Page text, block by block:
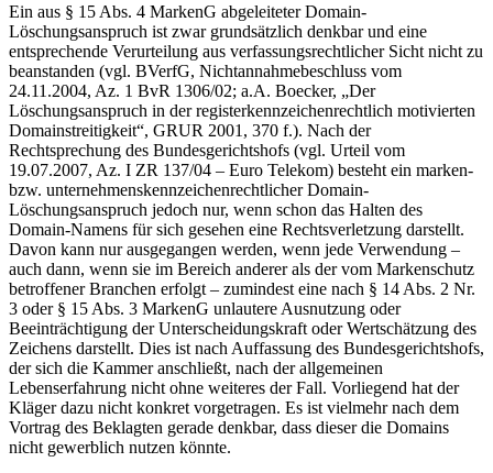
Ein aus § 15 Abs. 4 MarkenG abgeleiteter Domain-
Löschungsanspruch ist zwar grundsätzlich denkbar und eine
entsprechende Verurteilung aus verfassungsrechtlicher Sicht nicht zu
beanstanden (vgl. BVerfG, Nichtannahmebeschluss vom
24.11.2004, Az. 1 BvR 1306/02; a.A. Boecker, „Der
Löschungsanspruch in der registerkennzeichenrechtlich motivierten
Domainstreitigkeit“, GRUR 2001, 370 f.). Nach der
Rechtsprechung des Bundesgerichtshofs (vgl. Urteil vom
19.07.2007, Az. I ZR 137/04 – Euro Telekom) besteht ein marken-
bzw. unternehmenskennzeichenrechtlicher Domain-
Löschungsanspruch jedoch nur, wenn schon das Halten des
Domain-Namens für sich gesehen eine Rechtsverletzung darstellt.
Davon kann nur ausgegangen werden, wenn jede Verwendung –
auch dann, wenn sie im Bereich anderer als der vom Markenschutz
betroffener Branchen erfolgt – zumindest eine nach § 14 Abs. 2 Nr.
3 oder § 15 Abs. 3 MarkenG unlautere Ausnutzung oder
Beeinträchtigung der Unterscheidungskraft oder Wertschätzung des
Zeichens darstellt. Dies ist nach Auffassung des Bundesgerichtshofs,
der sich die Kammer anschließt, nach der allgemeinen
Lebenserfahrung nicht ohne weiteres der Fall. Vorliegend hat der
Kläger dazu nicht konkret vorgetragen. Es ist vielmehr nach dem
Vortrag des Beklagten gerade denkbar, dass dieser die Domains
nicht gewerblich nutzen könnte.